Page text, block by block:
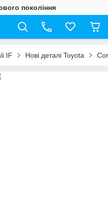
покоління
IF Нові деталі Toyota